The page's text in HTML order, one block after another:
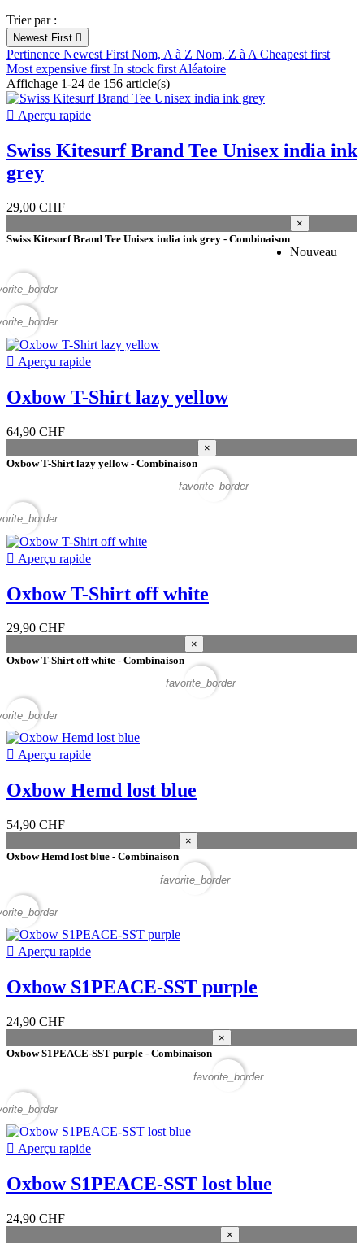
Trier par :
Newest First 
Pertinence Newest First Nom, A à Z Nom, Z à A Cheapest first
Most expensive first In stock first Aléatoire
Affichage 1-24 de 156 article(s)
 Aperçu rapide
Swiss Kitesurf Brand Tee Unisex india ink
grey
29,00 CHF
Swiss Kitesurf Brand Tee Unisex india ink grey - Combinaison
×
Nouveau
 Aperçu rapide
Oxbow T-Shirt lazy yellow
64,90 CHF
Oxbow T-Shirt lazy yellow - Combinaison
×
favorite_border
 Aperçu rapide
Oxbow T-Shirt off white
29,90 CHF
Oxbow T-Shirt off white - Combinaison
×
favorite_border
 Aperçu rapide
Oxbow Hemd lost blue
54,90 CHF
Oxbow Hemd lost blue - Combinaison
×
favorite_border
 Aperçu rapide
Oxbow S1PEACE-SST purple
24,90 CHF
Oxbow S1PEACE-SST purple - Combinaison
×
favorite_border
 Aperçu rapide
Oxbow S1PEACE-SST lost blue
24,90 CHF
×